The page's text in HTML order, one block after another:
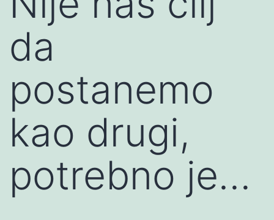
da
postanemo
kao drugi,
potrebno je…